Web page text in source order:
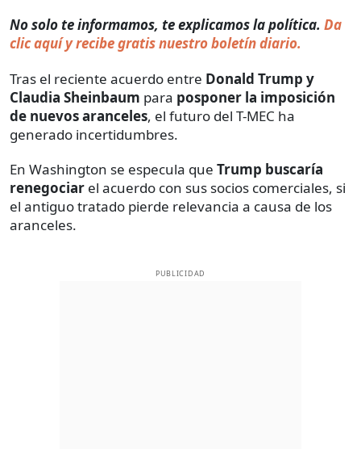
No solo te informamos, te explicamos la política. Da
clic aquí y recibe gratis nuestro boletín diario.
Tras el reciente acuerdo entre Donald Trump y
Claudia Sheinbaum para posponer la imposición
de nuevos aranceles, el futuro del T-MEC ha
generado incertidumbres.
En Washington se especula que Trump buscaría
renegociar el acuerdo con sus socios comerciales, si
el antiguo tratado pierde relevancia a causa de los
aranceles.
PUBLICIDAD